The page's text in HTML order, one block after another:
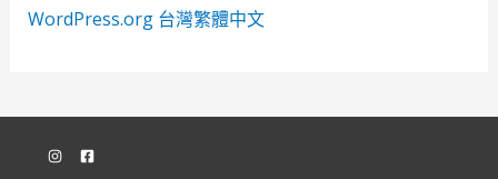
WordPress.org 台灣繁體中文